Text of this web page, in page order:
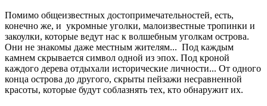
Помимо общеизвестных достопримечательностей, есть,
конечно же, и укромные уголки, малоизвестные тропинки и
закоулки, которые ведут нас к волшебным уголкам острова.
Они не знакомы даже местным жителям... Под каждым
камнем скрывается символ одной из эпох. Под кроной
каждого дерева отдыхали исторические личности... От одного
конца острова до другого, скрыты пейзажи несравненной
красоты, которые будут соблазнять тех, кто обнаружит их.